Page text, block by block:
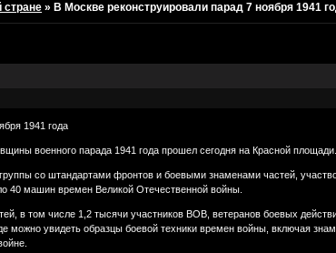
стране » В Москве реконструировали парад 7 ноября 1941
1941 года
военного парада 1941 года прошел сегодня на Красной площади.
со штандартами фронтов и боевыми знаменами частей,
40 машин времен Великой Отечественной войны.
в том числе 1,2 тысячи участников ВОВ, ветеранов боевых
можно увидеть образцы боевой техники времен войны, включая